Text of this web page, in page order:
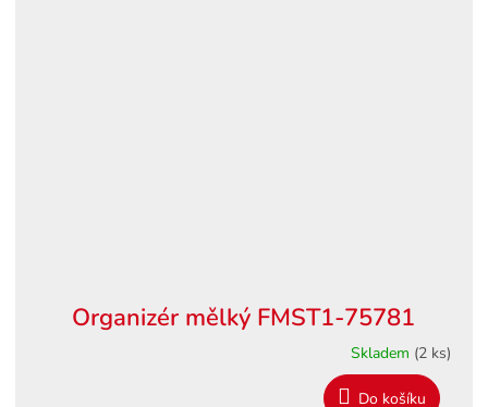
Organizér mělký FMST1-75781
Skladem (2 ks)
Do košíku